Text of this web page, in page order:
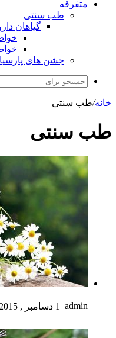
متفرقه
طب سنتی
گیاهان
خواص
خواص
جشن های پارسیان
/طب سنتی
سنتی
admin 1 دسامبر , 2015 ۰